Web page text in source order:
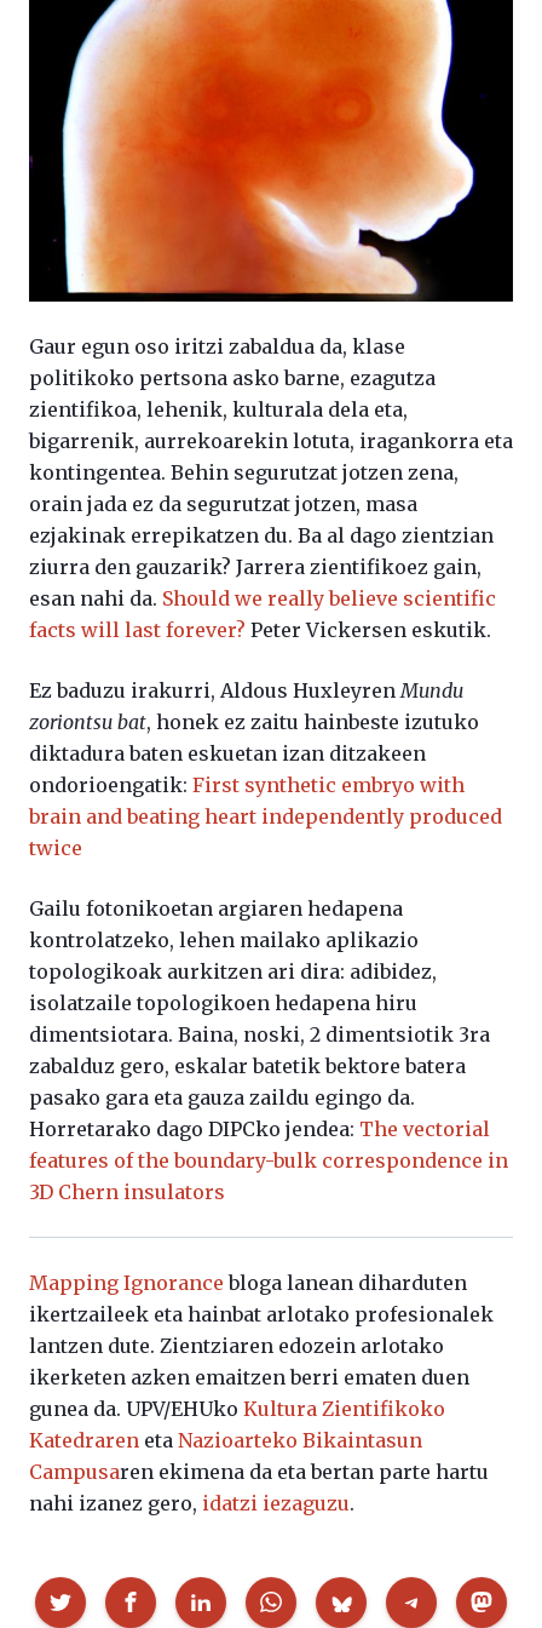
Gaur egun oso iritzi zabaldua da, klase
politikoko pertsona asko barne, ezagutza
zientifikoa, lehenik, kulturala dela eta,
bigarrenik, aurrekoarekin lotuta, iragankorra eta
kontingentea. Behin segurutzat jotzen zena,
orain jada ez da segurutzat jotzen, masa
ezjakinak errepikatzen du. Ba al dago zientzian
ziurra den gauzarik? Jarrera zientifikoez gain,
esan nahi da. Should we really believe scientific
facts will last forever? Peter Vickersen eskutik.
Ez baduzu irakurri, Aldous Huxleyren Mundu
zoriontsu bat, honek ez zaitu hainbeste izutuko
diktadura baten eskuetan izan ditzakeen
ondorioengatik: First synthetic embryo with
brain and beating heart independently produced
twice
Gailu fotonikoetan argiaren hedapena
kontrolatzeko, lehen mailako aplikazio
topologikoak aurkitzen ari dira: adibidez,
isolatzaile topologikoen hedapena hiru
dimentsiotara. Baina, noski, 2 dimentsiotik 3ra
zabalduz gero, eskalar batetik bektore batera
pasako gara eta gauza zaildu egingo da.
Horretarako dago DIPCko jendea: The vectorial
features of the boundary-bulk correspondence in
3D Chern insulators
Mapping Ignorance bloga lanean diharduten
ikertzaileek eta hainbat arlotako profesionalek
lantzen dute. Zientziaren edozein arlotako
ikerketen azken emaitzen berri ematen duen
gunea da. UPV/EHUko Kultura Zientifikoko
Katedraren eta Nazioarteko Bikaintasun
Campusaren ekimena da eta bertan parte hartu
nahi izanez gero, idatzi iezaguzu.
Partekatu